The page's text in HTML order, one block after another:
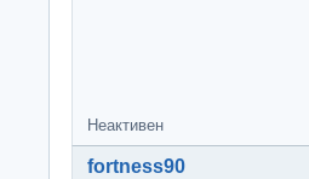
Неактивен
fortness90